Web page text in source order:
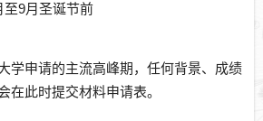
至9月圣诞节前
学申请的主流高峰期，任何背景、成绩
在此时提交材料申请表。